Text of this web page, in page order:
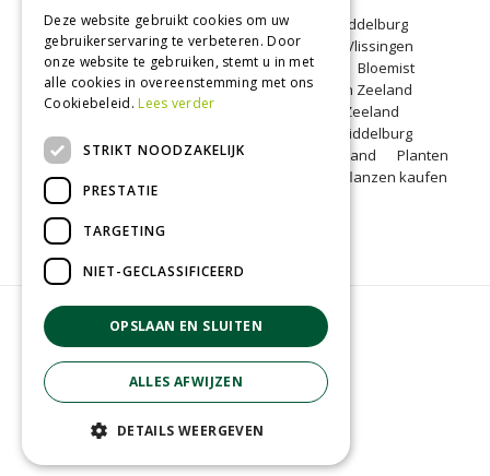
Bloemen Middelburg
Dierenwinkel Middelburg
Kerstbomen Middelburg
Tuincentrum Vlissingen
Tuincentrum Zeeland
Gartencenter
Bloemist
Middelburg
BBQ Zeeland
Tuinplanten Zeeland
Koopzondag Middelburg
Barbecue Zeeland
Woonwinkel Middelburg
Tuincentrum Middelburg
Koopzondag Zeeland
Planten
kopen Middelburg
Pflanzen kaufen
© Groenrijk Middelburg
Green Solutions
Tuincentrum Overzicht
Privacy policy
Algemene voorwaarden
Deze website gebruikt cookies om uw
gebruikerservaring te verbeteren. Door
onze website te gebruiken, stemt u in met
alle cookies in overeenstemming met ons
Cookiebeleid.Lees verder
STRIKT NOODZAKELIJK
PRESTATIE
TARGETING
NIET-GECLASSIFICEERD
OPSLAAN EN SLUITEN
ALLES AFWIJZEN
DETAILS WEERGEVEN